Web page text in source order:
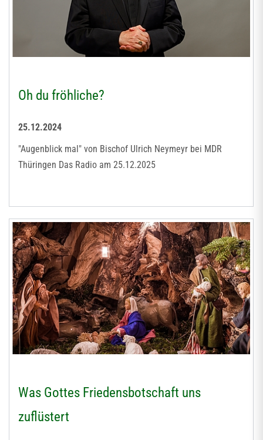
Oh du fröhliche?
25.12.2024
"Augenblick mal" von Bischof Ulrich Neymeyr bei MDR
Thüringen Das Radio am 25.12.2025
Was Gottes Friedensbotschaft uns
zuflüstert